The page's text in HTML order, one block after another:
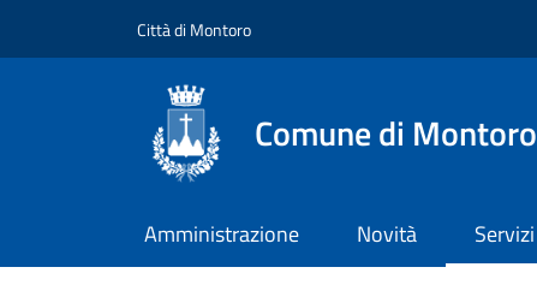
Città di Montoro
Comune di Montoro
Amministrazione Novità Servizi